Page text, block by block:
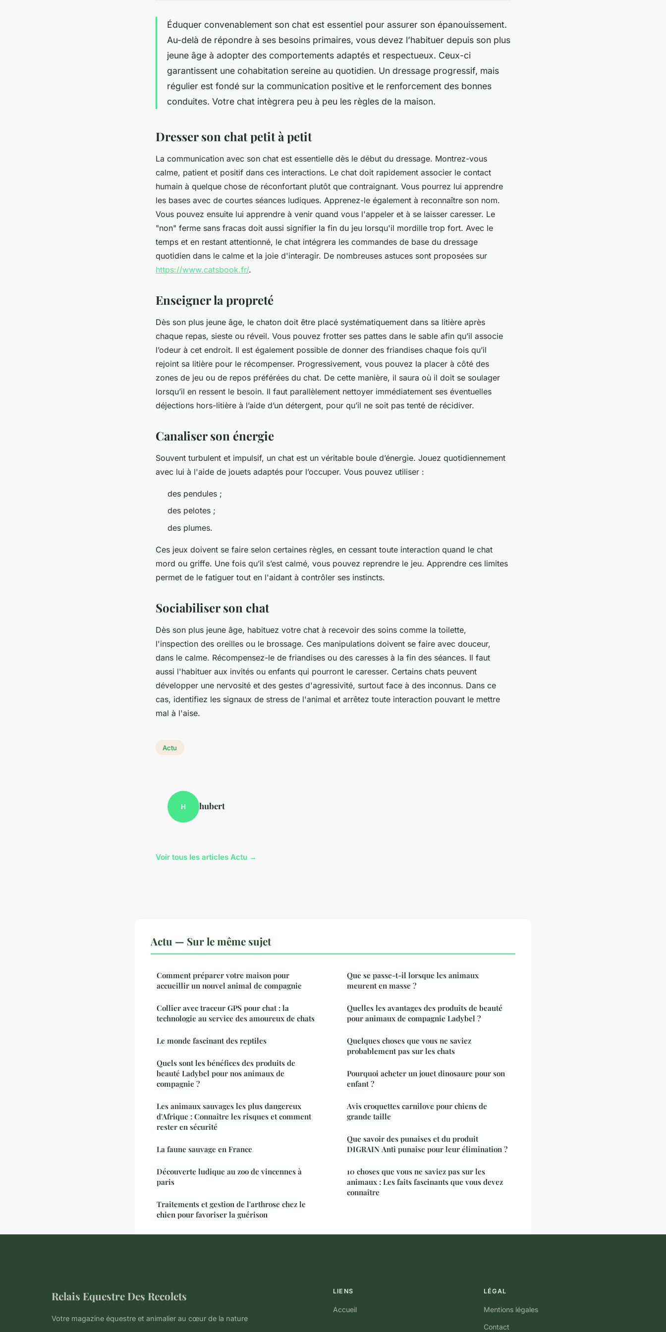
Éduquer convenablement son chat est essentiel pour assurer son épanouissement.
Au-delà de répondre à ses besoins primaires, vous devez l’habituer depuis son plus
jeune âge à adopter des comportements adaptés et respectueux. Ceux-ci
garantissent une cohabitation sereine au quotidien. Un dressage progressif, mais
régulier est fondé sur la communication positive et le renforcement des bonnes
conduites. Votre chat intègrera peu à peu les règles de la maison.
Dresser son chat petit à petit
La communication avec son chat est essentielle dès le début du dressage. Montrez-vous
calme, patient et positif dans ces interactions. Le chat doit rapidement associer le contact
humain à quelque chose de réconfortant plutôt que contraignant. Vous pourrez lui apprendre
les bases avec de courtes séances ludiques. Apprenez-le également à reconnaître son nom.
Vous pouvez ensuite lui apprendre à venir quand vous l'appeler et à se laisser caresser. Le
"non" ferme sans fracas doit aussi signifier la fin du jeu lorsqu'il mordille trop fort. Avec le
temps et en restant attentionné, le chat intégrera les commandes de base du dressage
quotidien dans le calme et la joie d'interagir. De nombreuses astuces sont proposées sur
https://www.catsbook.fr/.
Enseigner la propreté
Dès son plus jeune âge, le chaton doit être placé systématiquement dans sa litière après
chaque repas, sieste ou réveil. Vous pouvez frotter ses pattes dans le sable afin qu’il associe
l’odeur à cet endroit. Il est également possible de donner des friandises chaque fois qu’il
rejoint sa litière pour le récompenser. Progressivement, vous pouvez la placer à côté des
zones de jeu ou de repos préférées du chat. De cette manière, il saura où il doit se soulager
lorsqu’il en ressent le besoin. Il faut parallèlement nettoyer immédiatement ses éventuelles
déjections hors-litière à l’aide d’un détergent, pour qu’il ne soit pas tenté de récidiver.
Canaliser son énergie
Souvent turbulent et impulsif, un chat est un véritable boule d’énergie. Jouez quotidiennement
avec lui à l'aide de jouets adaptés pour l’occuper. Vous pouvez utiliser :
des pendules ;
des pelotes ;
des plumes.
Ces jeux doivent se faire selon certaines règles, en cessant toute interaction quand le chat
mord ou griffe. Une fois qu’il s’est calmé, vous pouvez reprendre le jeu. Apprendre ces limites
permet de le fatiguer tout en l'aidant à contrôler ses instincts.
Sociabiliser son chat
Dès son plus jeune âge, habituez votre chat à recevoir des soins comme la toilette,
l'inspection des oreilles ou le brossage. Ces manipulations doivent se faire avec douceur,
dans le calme. Récompensez-le de friandises ou des caresses à la fin des séances. Il faut
aussi l'habituer aux invités ou enfants qui pourront le caresser. Certains chats peuvent
développer une nervosité et des gestes d'agressivité, surtout face à des inconnus. Dans ce
cas, identifiez les signaux de stress de l'animal et arrêtez toute interaction pouvant le mettre
mal à l'aise.
Actu
H hubert
Voir tous les articles Actu →
Actu — Sur le même sujet
Comment préparer votre maison pour
accueillir un nouvel animal de compagnie
Collier avec traceur GPS pour chat : la
technologie au service des amoureux de chats
Le monde fascinant des reptiles
Quels sont les bénéfices des produits de
beauté Ladybel pour nos animaux de
compagnie ?
Les animaux sauvages les plus dangereux
d'Afrique : Connaître les risques et comment
rester en sécurité
La faune sauvage en France
Découverte ludique au zoo de vincennes à
paris
Traitements et gestion de l'arthrose chez le
chien pour favoriser la guérison
Que se passe-t-il lorsque les animaux
meurent en masse ?
Quelles les avantages des produits de beauté
pour animaux de compagnie Ladybel ?
Quelques choses que vous ne saviez
probablement pas sur les chats
Pourquoi acheter un jouet dinosaure pour son
enfant ?
Avis croquettes carnilove pour chiens de
grande taille
Que savoir des punaises et du produit
DIGRAIN Anti punaise pour leur élimination ?
10 choses que vous ne saviez pas sur les
animaux : Les faits fascinants que vous devez
connaître
Relais Equestre Des Recolets
Votre magazine équestre et animalier au cœur de la nature
LIENS
Accueil
LÉGAL
Mentions légales
Contact